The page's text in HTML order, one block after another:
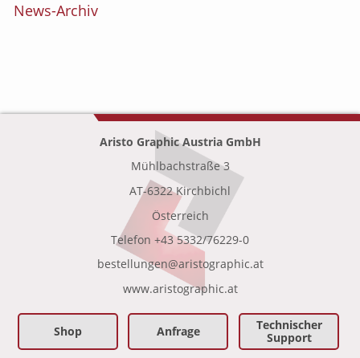
News-Archiv
Aristo Graphic Austria GmbH
Mühlbachstraße 3
AT-6322 Kirchbichl
Österreich
Telefon +43 5332/76229-0
bestellungen@aristographic.at
www.aristographic.at
Shop Anfrage
Technischer
Support